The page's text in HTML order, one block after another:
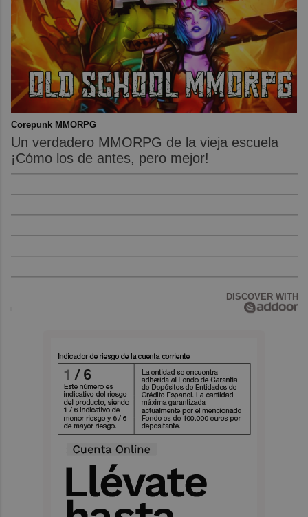
Corepunk MMORPG
Un verdadero MMORPG de la vieja escuela
¡Cómo los de antes, pero mejor!
DISCOVER WITH